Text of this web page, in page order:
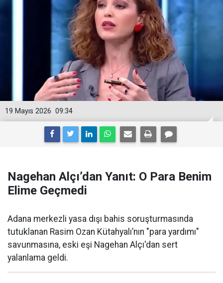
09:34
19 Mayıs 2026
Nagehan Alçı’dan Yanıt: O Para Benim
Elime Geçmedi
Adana merkezli yasa dışı bahis soruşturmasında
tutuklanan Rasim Ozan Kütahyalı’nın "para yardımı"
savunmasına, eski eşi Nagehan Alçı'dan sert
yalanlama geldi.